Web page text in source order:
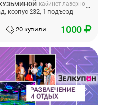
кабинет лазерной эпиляции и lpg массажа полины кузьминой
корпус 232, 1 подъезд
20 купили 1000